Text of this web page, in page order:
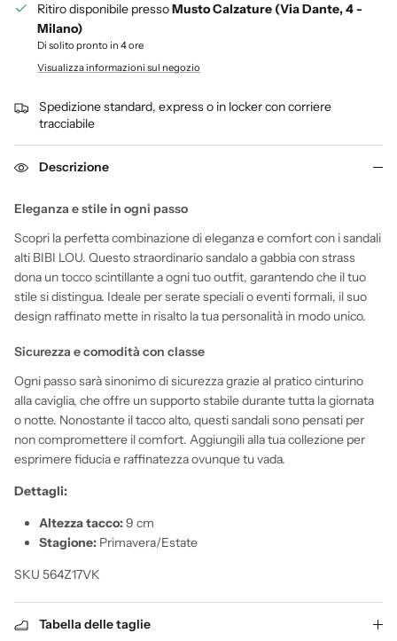
Ritiro disponibile pressoMusto Calzature (Via Dante, 4 -
Milano)
Di solito pronto in 4 ore
Visualizza informazioni sul negozio
Spedizione standard, express o in locker con corriere
tracciabile
Descrizione
Eleganza e stile in ogni passo
Scopri la perfetta combinazione di eleganza e comfort con i sandali
alti BIBI LOU. Questo straordinario sandalo a gabbia con strass
dona un tocco scintillante a ogni tuo outfit, garantendo che il tuo
stile si distingua. Ideale per serate speciali o eventi formali, il suo
design raffinato mette in risalto la tua personalità in modo unico.
Sicurezza e comodità con classe
Ogni passo sarà sinonimo di sicurezza grazie al pratico cinturino
alla caviglia, che offre un supporto stabile durante tutta la giornata
o notte. Nonostante il tacco alto, questi sandali sono pensati per
non compromettere il comfort. Aggiungili alla tua collezione per
esprimere fiducia e raffinatezza ovunque tu vada.
Dettagli:
Altezza tacco:9 cm
Stagione: Primavera/Estate
SKU 564Z17VK
Tabella delle taglie